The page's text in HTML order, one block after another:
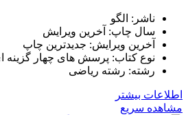
ناشر: الگو
سال چاپ: آخرین ویرایش
آخرین ویرایش: جدیدترین چاپ
نوع کتاب: پرسش های چهار گزینه
رشته: رشته ریاضی
اطلاعات بیشتر
مشاهده سریع